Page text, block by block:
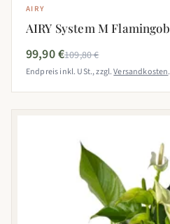
AIRY
AIRY System M
99,90 €109,80 €
Endpreis inkl. USt., zzgl.Versandkosten